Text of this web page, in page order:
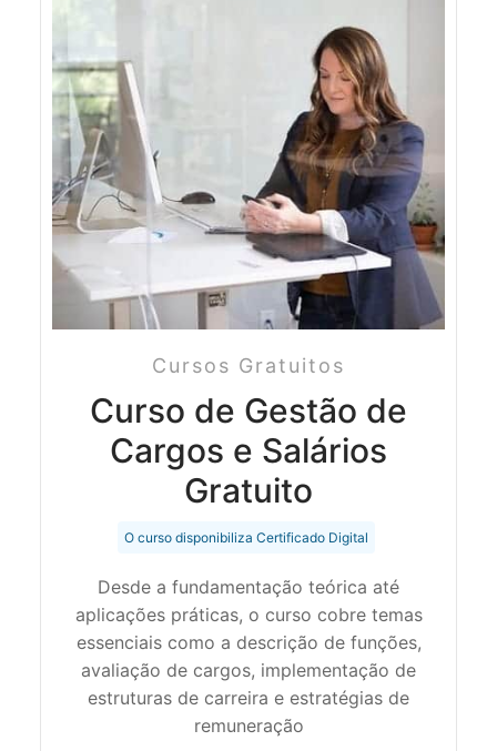
Cursos Gratuitos
Curso de Gestão de
Cargos e Salários
Gratuito
O curso disponibiliza Certificado Digital
Desde a fundamentação teórica até
aplicações práticas, o curso cobre temas
essenciais como a descrição de funções,
avaliação de cargos, implementação de
estruturas de carreira e estratégias de
remuneração